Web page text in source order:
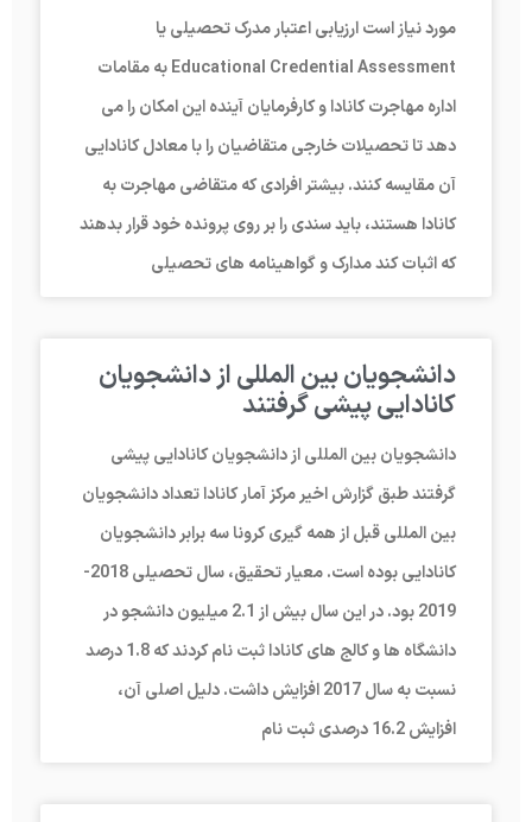
مورد نیاز است ارزیابی اعتبار مدرک تحصیلی یا
Educational Credential Assessment به مقامات
اداره مهاجرت کانادا و کارفرمایان آینده این امکان را می
دهد تا تحصیلات خارجی متقاضیان را با معادل کانادایی
آن مقایسه کنند. بیشتر افرادی که متقاضی مهاجرت به
کانادا هستند، باید سندی را بر روی پرونده خود قرار بدهند
که اثبات کند مدارک و گواهینامه های تحصیلی
دانشجویان بین المللی از دانشجویان
کانادایی پیشی گرفتند
دانشجویان بین المللی از دانشجویان کانادایی پیشی
گرفتند طبق گزارش اخیر مرکز آمار کانادا تعداد دانشجویان
بین المللی قبل از همه گیری کرونا سه برابر دانشجویان
کانادایی بوده است. معیار تحقیق، سال تحصیلی 2018-
2019 بود. در این سال بیش از 2.1 میلیون دانشجو در
دانشگاه ها و کالج های کانادا ثبت نام کردند که 1.8 درصد
نسبت به سال 2017 افزایش داشت. دلیل اصلی آن،
افزایش 16.2 درصدی ثبت نام